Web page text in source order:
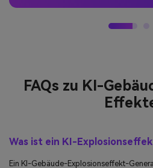
Ein KI-Gebäude-Explosionseffekt-
künstliche Intelligenz, um realistische